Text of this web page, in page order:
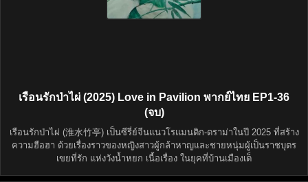
เรือนรักป่าไผ่ (2025) Love in Pavilion พากย์ไทย EP1-36
(จบ)
เรือนรักป่าไผ่ (淮水竹亭) เป็นซีรี่ย์จีนแนวโรแมนติก-ดราม่าในปี 2025 ที่สร้าง
ความฮือฮา ด้วยเรื่องราวของหญิงสาวผู้กล้าหาญและชายหนุ่มผู้เป็นราชบุตร
เขยที่รัก แห่งวังน้ำหยก เนื้อเรื่อง ในยุคที่บ้านเมืองเต็